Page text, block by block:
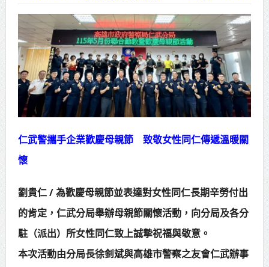
北形象館亮相
打鐵厝北側產業園區產業設施公共
動土創造千個就業機會
高雄「三民運動中心」市長陳其
邁、運動部長李洋各界貴賓共同揭幕
高雄東照山關帝廟全國國中小學書
法比賽 圓滿落幕
賴清德總統主持將官晉任 期勉精進
不對稱戰力
蔣萬安再拋出「倒閣說」 喊推陳其
邁組閣
仁武警攜手企業歡慶母親節 致敬女性同仁傳遞溫暖關
懷
劉貴仁 / 為歡慶母親節並表達對女性同仁長期辛勞付出
的肯定，仁武分局舉辦母親節關懷活動，向分局及各分
駐（派出）所女性同仁致上誠摯祝福與敬意。
本次活動由分局長徐釗斌與高雄市警察之友會仁武辦事